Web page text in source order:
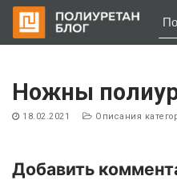
содержимому
Ножны
18.02.2021 Описания
Добавить